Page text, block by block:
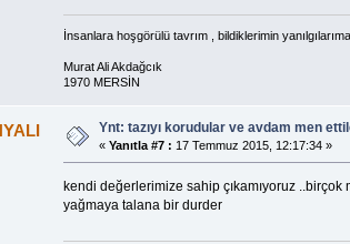
İnsanlara hoşgörülü tavrım , bildiklerimin
Murat Ali Akdağcık
1970 MERSİN
Ynt: tazıyı korudular ve avdam men
«Yanıtla #7 : 17 Temmuz 2015, 12:17:34 »
kendi değerlerimize sahip çıkamıyoruz
yağmaya talana bir durder